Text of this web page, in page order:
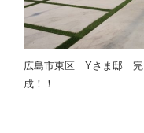
広島市東区 Yさま邸 完
成！！